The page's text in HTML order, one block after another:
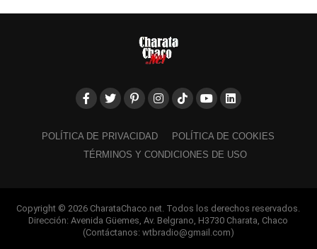
POLÍTICA DE PRIVACIDAD
POLÍTICA DE COOKIES
TÉRMINOS Y CONDICIONES DE USO
Copyright © 2026 CharataChaco.net. Todos los derechos reservados.
Dirección: Avenida Güemes, Av. Belgrano, H3730 Charata, Chaco
(Contáctanos: wtbradio@gmail.com)